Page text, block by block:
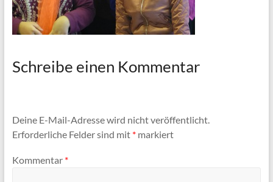
Schreibe einen Kommentar
Deine E-Mail-Adresse wird nicht veröffentlicht.
Erforderliche Felder sind mit *markiert
Kommentar *